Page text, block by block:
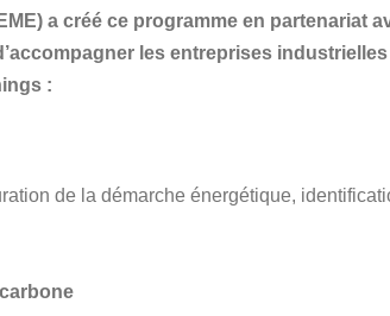
a créé ce programme en partenariat
les entreprises
:
de la démarche énergétique,